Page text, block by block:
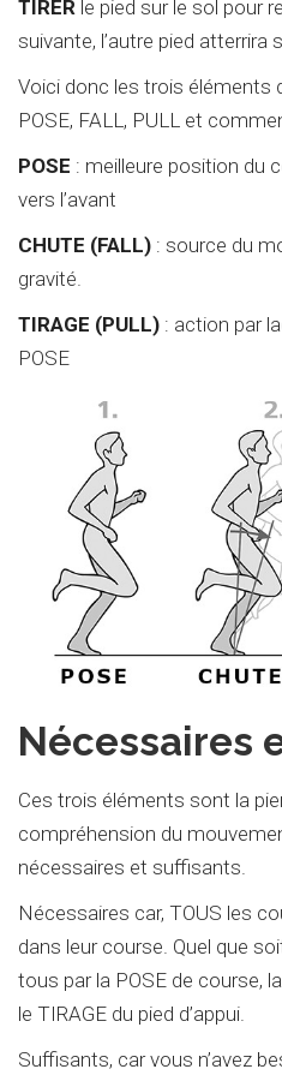
TIRER le pied sur le sol pour
suivante, l’autre pied atterrira
Voici donc les trois éléments
POSE, FALL, PULL et
POSE : meilleure position du
vers l’avant
CHUTE (FALL) : source du
gravité.
TIRAGE (PULL) : action par
POSE
Nécessaires
Ces trois éléments sont la
compréhension du
nécessaires et suffisants.
Nécessaires car, TOUS les
dans leur course. Quel que
tous par la POSE de course,
le TIRAGE du pied d’appui.
Suffisants, car vous n’avez